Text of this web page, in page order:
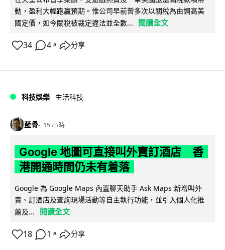
動，盈利大幅跑贏預期。惟公司早前曾多次以關稅為由調高美
國定價，如今關稅被裁定違法並全數...
閱讀全文
34 4 ↗ 分享
科技娛樂 生活科技
藍骨 15 小時
Google 地圖可直接叫外賣訂酒店 香
港開通時間仍未有着落
Google 為 Google Maps 內置聊天助手 Ask Maps 新增叫外
賣、訂酒店及查詢現場活動等自主執行功能，並引入個人化推
薦及...
閱讀全文
18 1 ↗ 分享